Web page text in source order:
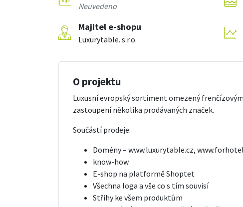
Neuvedeno
Majitel e-shopu
Luxurytable. s.r.o.
O projektu
Luxusní evropský sortiment omezený
zastoupení několika prodávaných značek.
Součástí prodeje:
Domény – www.luxurytable.cz,
know-how
E-shop na platformě Shoptet
Všechna loga a vše co s tím souvisí
Střihy ke všem produktům